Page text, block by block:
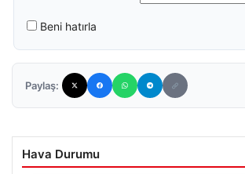
Beni hatırla
Paylaş:
Hava Durumu